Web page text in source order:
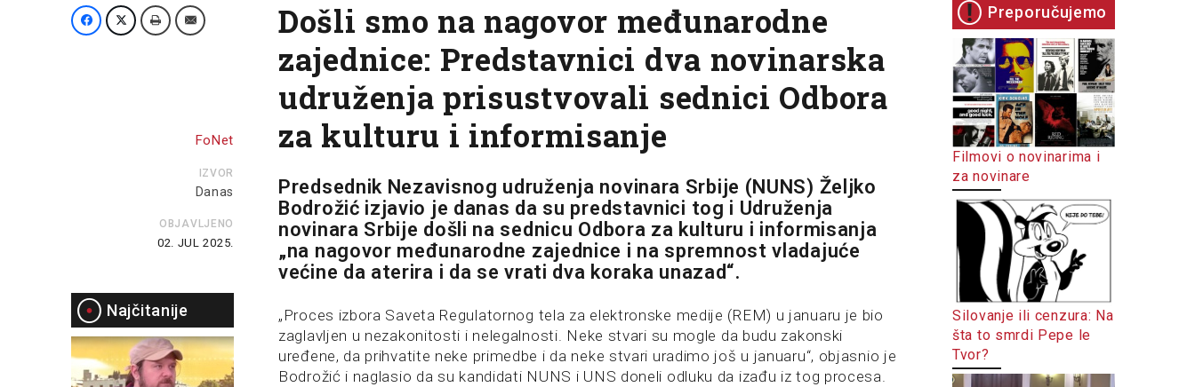
FoNet
IZVOR
Danas
OBJAVLJENO
02. JUL 2025.
Najčitanije
Došli smo na nagovor međunarodne
zajednice: Predstavnici dva novinarska
udruženja prisustvovali sednici Odbora
za kulturu i informisanje
Predsednik Nezavisnog udruženja novinara Srbije (NUNS) Željko
Bodrožić izjavio je danas da su predstavnici tog i Udruženja
novinara Srbije došli na sednicu Odbora za kulturu i informisanja
„na nagovor međunarodne zajednice i na spremnost vladajuće
većine da aterira i da se vrati dva koraka unazad“.
„Proces izbora Saveta Regulatornog tela za elektronske medije (REM) u januaru je bio
zaglavljen u nezakonitosti i nelegalnosti. Neke stvari su mogle da budu zakonski
uređene, da prihvatite neke primedbe i da neke stvari uradimo još u januaru“, objasnio je
Bodrožić i naglasio da su kandidati NUNS i UNS doneli odluku da izađu iz tog procesa.
Preporučujemo
Filmovi o novinarima i
za novinare
Silovanje ili cenzura: Na
šta to smrdi Pepe le
Tvor?